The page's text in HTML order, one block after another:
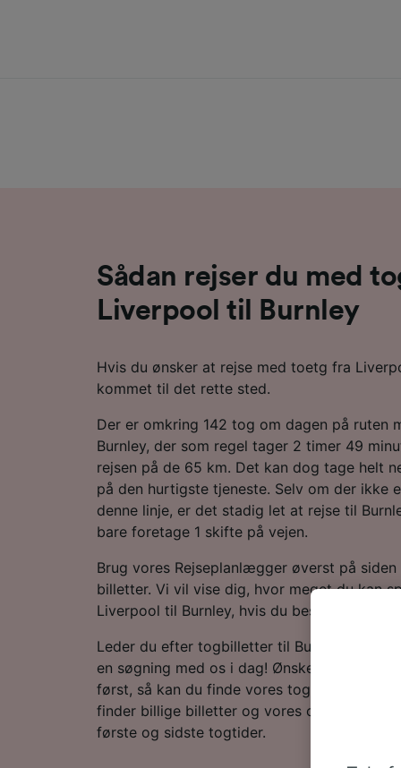
Sådan rejser du med
Liverpool til Burnley
Hvis du ønsker at rejse med toetg fra
kommet til det rette sted.
Der er omkring 142 tog om dagen på ruten
Burnley, der som regel tager 2 timer 49
rejsen på de 65 km. Det kan dog tage helt
på den hurtigste tjeneste. Selv om der ikke
denne linje, er det stadig let at rejse til
bare foretage 1 skifte på vejen.
Brug vores Rejseplanlægger øverst på
billetter. Vi vil vise dig, hvor meget du kan
Liverpool til Burnley, hvis du bestiller i
Leder du efter togbilletter til Burnley? Du
en søgning med os i dag! Ønsker du at
først, så kan du finde vores togplan
finder billige billetter og vores ofte stillede
første og sidste togtider.